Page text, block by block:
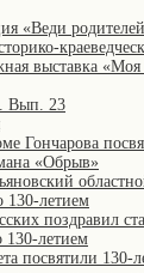
«Веди
выставка «Моя
Вып. 23
Гончарова
«Обрыв»
130-летием
поздравил
130-летием
посвятили 130-